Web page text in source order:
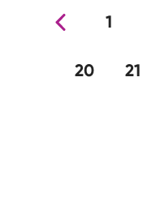
Prejšnja stran
1
20 21